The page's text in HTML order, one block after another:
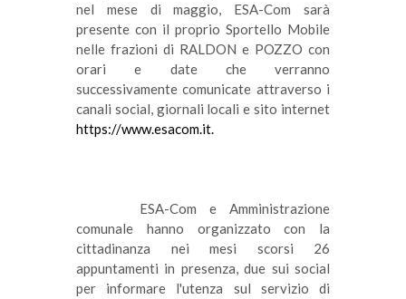
nel mese di maggio, ESA-Com sarà
presente con il proprio Sportello Mobile
nelle frazioni di RALDON e POZZO con
orari e date che verranno
successivamente comunicate attraverso i
https://www.esacom.it.
ESA-Com e Amministrazione
comunale hanno organizzato con la
cittadinanza nei mesi scorsi 26
appuntamenti in presenza, due sui social
per informare l'utenza sul servizio di